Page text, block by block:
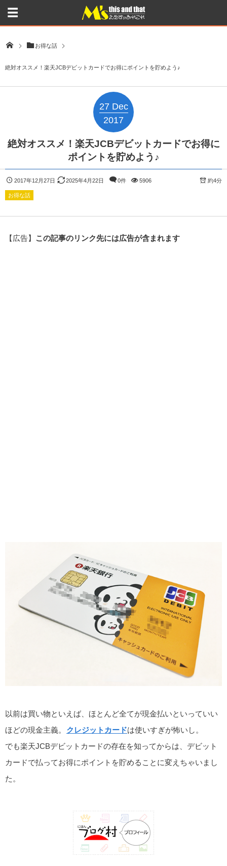
お得な話
絶対オススメ！楽天JCBデビットカードでお得にポイントを貯めよう♪
27 Dec
2017
絶対オススメ！楽天JCBデビットカードでお得に
ポイントを貯めよう♪
2017年12月27日 2025年4月22日 0件 5906 約4分
お得な話
【広告】 この記事のリンク先には広告が含まれます
以前は買い物といえば、ほとんど全てが現金払いといっていい
ほどの現金主義。
クレジットカードは使いすぎが怖いし。
でも楽天JCBデビットカードの存在を知ってからは、デビット
カードで払ってお得にポイントを貯めることに変えちゃいまし
た。